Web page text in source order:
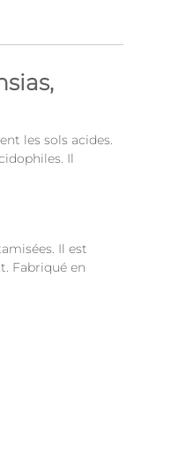
les sols acides.
Il
Il est
Fabriqué en